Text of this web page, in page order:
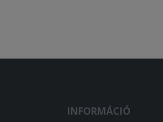
INFORMÁCIÓ